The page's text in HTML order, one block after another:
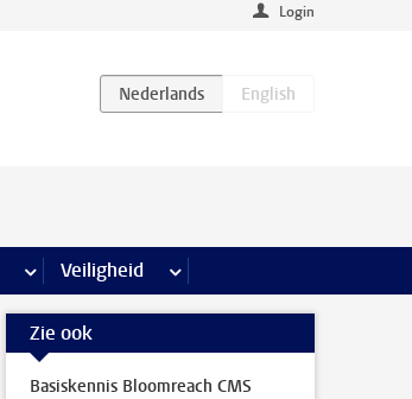
Login
meer Communicatie & Marketing pagina’s
Veiligheid meer Veiligheid pagina’s
Zie ook
Basiskennis Bloomreach CMS